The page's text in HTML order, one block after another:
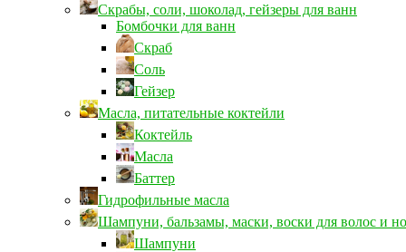
Скрабы, соли, шоколад, гейзеры для ванн
Бомбочки для ванн
Скраб
Соль
Гейзер
Масла, питательные коктейли
Коктейль
Масла
Баттер
Гидрофильные масла
Шампуни, бальзамы, маски, воски для волос и
Шампуни